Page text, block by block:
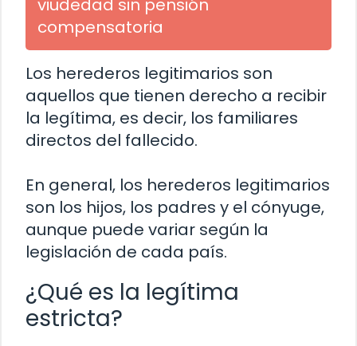
viudedad sin pensión
compensatoria
Los herederos legitimarios son
aquellos que tienen derecho a recibir
la legítima, es decir, los familiares
directos del fallecido.
En general, los herederos legitimarios
son los hijos, los padres y el cónyuge,
aunque puede variar según la
legislación de cada país.
¿Qué es la legítima
estricta?